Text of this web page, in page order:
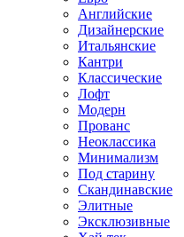
Английские
Дизайнерские
Итальянские
Кантри
Классические
Лофт
Модерн
Прованс
Неоклассика
Минимализм
Под старину
Скандинавские
Элитные
Эксклюзивные